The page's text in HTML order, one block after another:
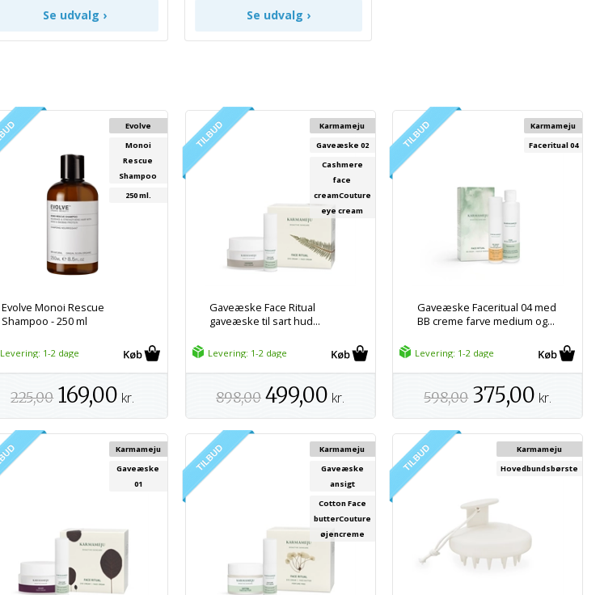
Evolve Monoi Rescue
Shampoo - 250 ml
Evolve
Monoi
Rescue
Shampoo
250 ml.
Levering: 1-2 dage
225,00 169,00 kr.
Gaveæske Face Ritual
gaveæske til sart hud...
Karmameju
Gaveæske 02
Cashmere
face
creamCouture
eye cream
Levering: 1-2 dage
898,00 499,00 kr.
Gaveæske Faceritual 04 med
BB creme farve medium og...
Karmameju
Faceritual 04
Levering: 1-2 dage
598,00 375,00 kr.
Karmameju
Gaveæske
01
Karmameju
Gaveæske
ansigt
Cotton Face
butterCouture
øjencreme
Karmameju
Hovedbundsbørste